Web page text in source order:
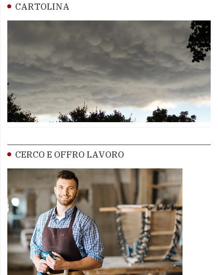
CARTOLINA
CERCO E OFFRO LAVORO